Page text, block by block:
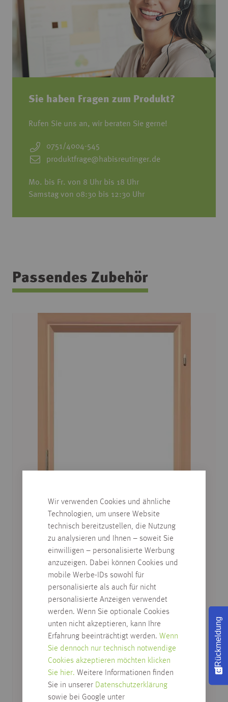
Wir verwenden Cookies und ähnliche
Technologien, um unsere Website
technisch bereitzustellen, die Nutzung
zu analysieren und Ihnen – soweit Sie
einwilligen – personalisierte Werbung
anzuzeigen. Dabei können Cookies und
mobile Werbe-IDs sowohl für
personalisierte als auch für nicht
personalisierte Anzeigen verwendet
werden. Wenn Sie optionale Cookies
unten nicht akzeptieren, kann Ihre
Erfahrung beeinträchtigt werden. Wenn
Sie dennoch nur technisch notwendige
Cookies akzeptieren möchten klicken
Sie hier. Weitere Informationen finden
Sie in unserer Datenschutzerklärung
sowie bei Google unter
Sie haben Fragen zum Produkt?
Rufen Sie uns an, wir beraten Sie gerne!
0751/4004-545
produktfrage@habisreutinger.de
Mo. bis Fr. von 8 Uhr bis 18 Uhr
Samstag von 08:30 bis 12:30 Uhr
Passendes Zubehör
CPL ZARGE, BUCHE HELL,
DESIGNKANTE R2
verschiedene Abmessungen
Rückmeldung